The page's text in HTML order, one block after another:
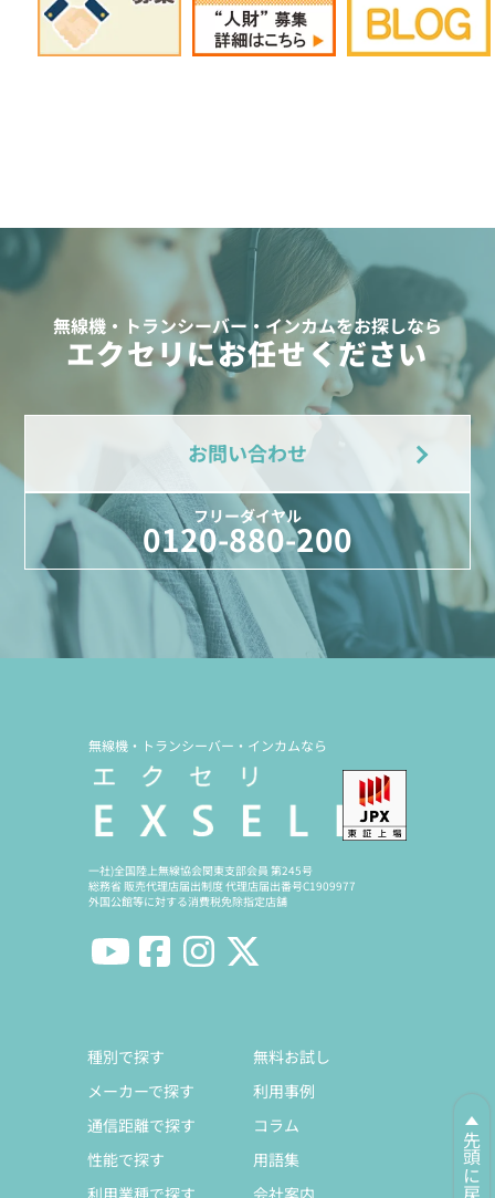
無線機・トランシーバー・インカムをお探しなら
エクセリにお任せください
お問い合わせ
フリーダイヤル
0120-880-200
先頭に戻る
無線機・トランシーバー・インカムなら
一社)全国陸上無線協会関東支部会員 第245号
総務省 販売代理店届出制度 代理店届出番号C1909977
外国公館等に対する消費税免除指定店舗
種別で探す
メーカーで探す
通信距離で探す
性能で探す
無料お試し
利用事例
コラム
用語集